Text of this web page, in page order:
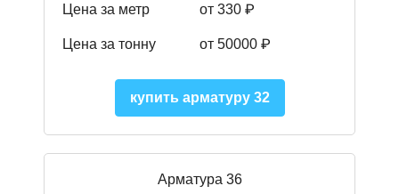
Цена за метр от 330 ₽
Цена за тонну от 50000 ₽
купить арматуру 32
Арматура 36